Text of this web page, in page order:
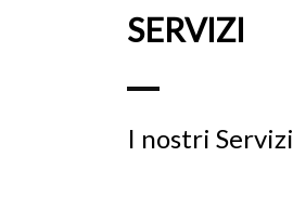
SERVIZI
I nostri Servizi